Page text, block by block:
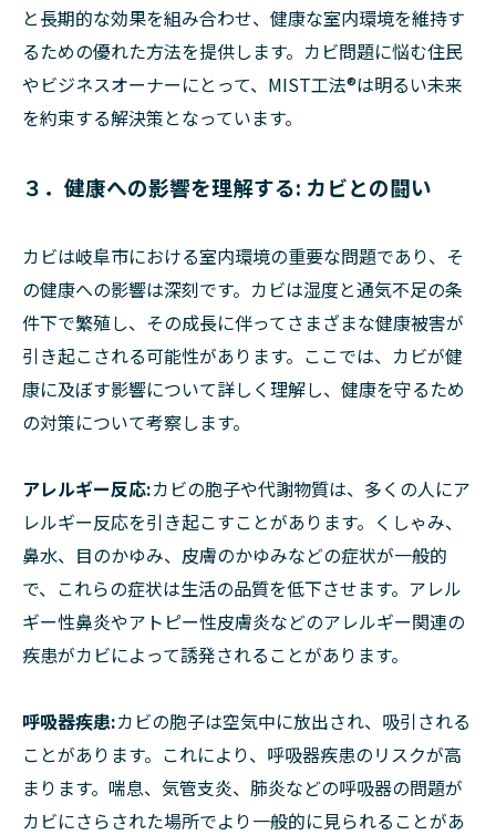
と長期的な効果を組み合わせ、健康な室内環境を維持す
るための優れた方法を提供します。カビ問題に悩む住民
やビジネスオーナーにとって、MIST工法®は明るい未来
を約束する解決策となっています。
３．健康への影響を理解する: カビとの闘い
カビは岐阜市における室内環境の重要な問題であり、そ
の健康への影響は深刻です。カビは湿度と通気不足の条
件下で繁殖し、その成長に伴ってさまざまな健康被害が
引き起こされる可能性があります。ここでは、カビが健
康に及ぼす影響について詳しく理解し、健康を守るため
の対策について考察します。
アレルギー反応:カビの胞子や代謝物質は、多くの人にア
レルギー反応を引き起こすことがあります。くしゃみ、
鼻水、目のかゆみ、皮膚のかゆみなどの症状が一般的
で、これらの症状は生活の品質を低下させます。アレル
ギー性鼻炎やアトピー性皮膚炎などのアレルギー関連の
疾患がカビによって誘発されることがあります。
呼吸器疾患:カビの胞子は空気中に放出され、吸引される
ことがあります。これにより、呼吸器疾患のリスクが高
まります。喘息、気管支炎、肺炎などの呼吸器の問題が
カビにさらされた場所でより一般的に見られることがあ